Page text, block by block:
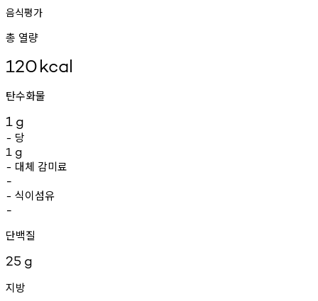
음식평가
총 열량
120kcal
탄수화물
1 g
- 당
1 g
- 대체 감미료
-
- 식이섬유
-
단백질
25 g
지방